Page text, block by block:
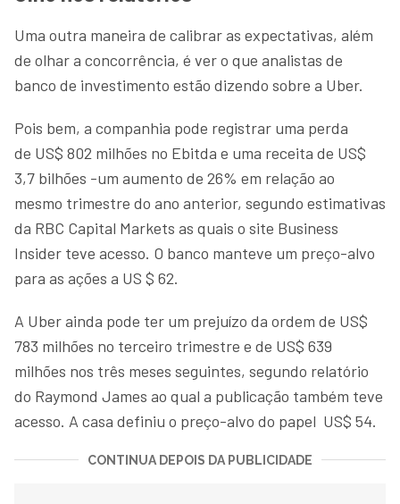
Uma outra maneira de calibrar as expectativas, além
de olhar a concorrência, é ver o que analistas de
banco de investimento estão dizendo sobre a Uber.
Pois bem, a companhia pode registrar uma perda
de US$ 802 milhões no Ebitda e uma receita de US$
3,7 bilhões -um aumento de 26% em relação ao
mesmo trimestre do ano anterior, segundo estimativas
da RBC Capital Markets as quais o site Business
Insider teve acesso. O banco manteve um preço-alvo
para as ações a US $ 62.
A Uber ainda pode ter um prejuízo da ordem de US$
783 milhões no terceiro trimestre e de US$ 639
milhões nos três meses seguintes, segundo relatório
do Raymond James ao qual a publicação também teve
acesso. A casa definiu o preço-alvo do papel US$ 54.
CONTINUA DEPOIS DA PUBLICIDADE